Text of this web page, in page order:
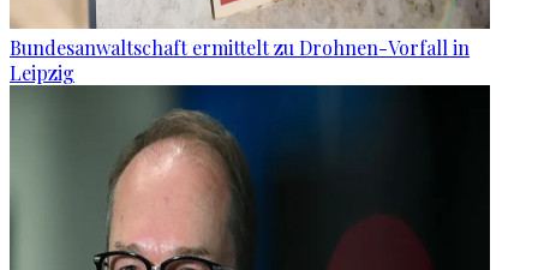
Bundesanwaltschaft ermittelt zu Drohnen-Vorfall in
Leipzig